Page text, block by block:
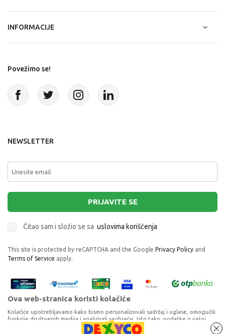
INFORMACIJE
Povežimo se!
NEWSLETTER
PRIJAVITE SE
Čitao sam i složio se sa uslovima korišćenja
This site is protected by reCAPTCHA and the Google Privacy Policy and
Terms of Service apply.
Ova web-stranica koristi kolačiće
Kolačiće upotrebljavamo kako bismo personalizovali sadržaj i oglase, omogućili
funkcije društvenih medija i analizirali saobraćaj. Isto tako, podatke o vašoj
upotrebi naše web-lokacije delimo s partnerima za društvene medije,